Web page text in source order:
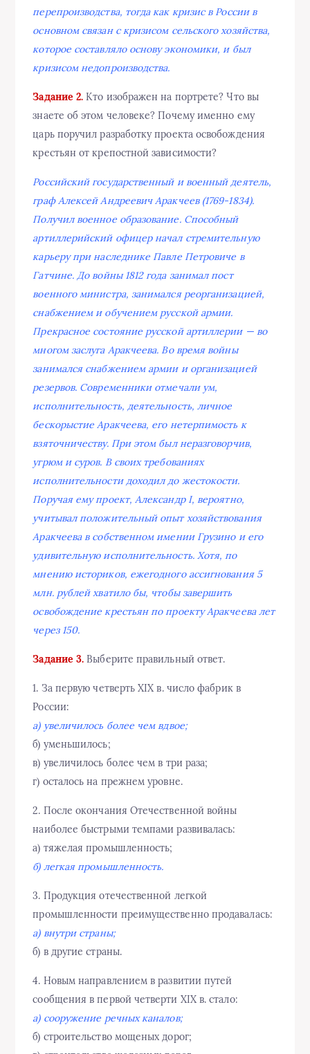
перепроизводства, тогда как кризис в России в
основном связан с кризисом сельского хозяйства,
которое составляло основу экономики, и был
кризисом недопроизводства.
Задание 2. Кто изображен на портрете? Что вы
знаете об этом человеке? Почему именно ему
царь поручил разработку проекта освобождения
крестьян от крепостной зависимости?
Российский государственный и военный деятель,
граф Алексей Андреевич Аракчеев (1769-1834).
Получил военное образование. Способный
артиллерийский офицер начал стремительную
карьеру при наследнике Павле Петровиче в
Гатчине. До войны 1812 года занимал пост
военного министра, занимался реорганизацией,
снабжением и обучением русской армии.
Прекрасное состояние русской артиллерии — во
многом заслуга Аракчеева. Во время войны
занимался снабжением армии и организацией
резервов. Современники отмечали ум,
исполнительность, деятельность, личное
бескорыстие Аракчеева, его нетерпимость к
взяточничеству. При этом был неразговорчив,
угрюм и суров. В своих требованиях
исполнительности доходил до жестокости.
Поручая ему проект, Александр I, вероятно,
учитывал положительный опыт хозяйствования
Аракчеева в собственном имении Грузино и его
удивительную исполнительность. Хотя, по
мнению историков, ежегодного ассигнования 5
млн. рублей хватило бы, чтобы завершить
освобождение крестьян по проекту Аракчеева лет
через 150.
Задание 3. Выберите правильный ответ.
1. За первую четверть XIX в. число фабрик в
России:
а) увеличилось более чем вдвое;
б) уменьшилось;
в) увеличилось более чем в три раза;
г) осталось на прежнем уровне.
2. После окончания Отечественной войны
наиболее быстрыми темпами развивалась:
а) тяжелая промышленность;
б) легкая промышленность.
3. Продукция отечественной легкой
промышленности преимущественно продавалась:
а) внутри страны;
б) в другие страны.
4. Новым направлением в развитии путей
сообщения в первой четверти XIX в. стало:
а) сооружение речных каналов;
б) строительство мощеных дорог;